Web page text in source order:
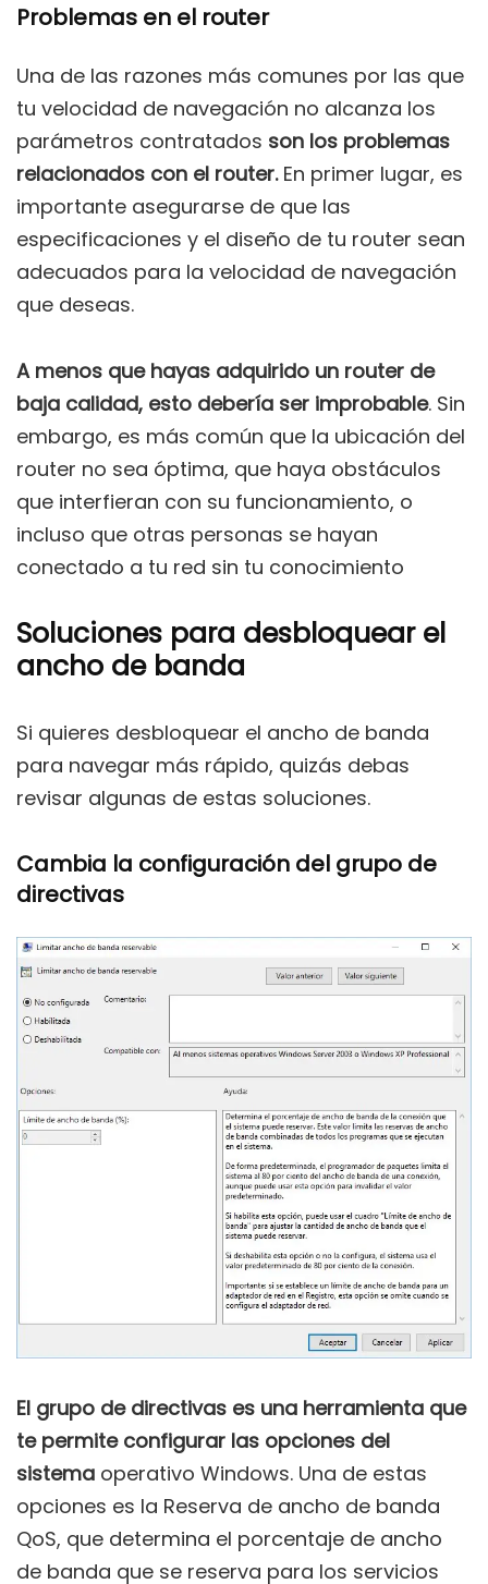
Problemas en el router
Una de las razones más comunes por las que
tu velocidad de navegación no alcanza los
parámetros contratados son los problemas
relacionados con el router.En primer lugar, es
importante asegurarse de que las
especificaciones y el diseño de tu router sean
adecuados para la velocidad de navegación
que deseas.
A menos que hayas adquirido un router de
baja calidad, esto debería ser improbable. Sin
embargo, es más común que la ubicación del
router no sea óptima, que haya obstáculos
que interfieran con su funcionamiento, o
incluso que otras personas se hayan
conectado a tu red sin tu conocimiento
Soluciones para desbloquear el
ancho de banda
Si quieres desbloquear el ancho de banda
para navegar más rápido, quizás debas
revisar algunas de estas soluciones.
Cambia la configuración del grupo de
directivas
El grupo de directivas es una herramienta que
te permite configurar las opciones del
sistema operativo Windows. Una de estas
opciones es la Reserva de ancho de banda
QoS, que determina el porcentaje de ancho
de banda que se reserva para los servicios